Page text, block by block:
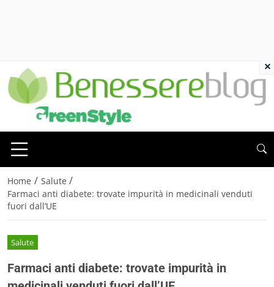
Home / Salute /
Farmaci anti diabete: trovate impurità in medicinali venduti
fuori dall’UE
Salute
Farmaci anti diabete: trovate impurità in
×